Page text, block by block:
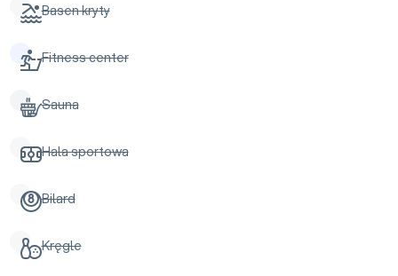
Basen kryty
Fitness center
Sauna
Hala sportowa
Bilard
Kręgle